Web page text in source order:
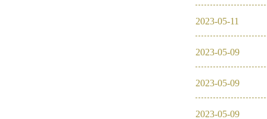
2023-05-11
2023-05-09
2023-05-09
2023-05-09